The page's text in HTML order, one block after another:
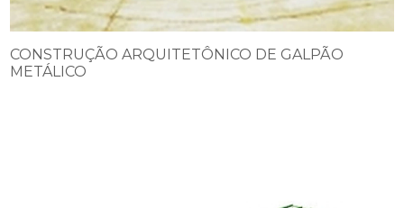
CONSTRUÇÃO ARQUITETÔNICO DE GALPÃO
METÁLICO